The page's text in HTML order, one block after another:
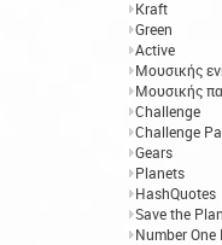
Kraft
Green
Active
Μουσικής
Μουσικής
Challenge
Challenge
Gears
Planets
HashQuotes
Save the
Number One